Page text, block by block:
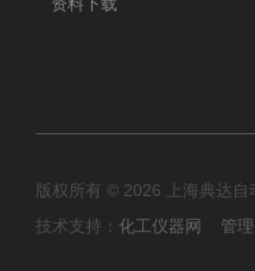
版权所有 © 2026 上海典达
技术支持： 化工仪器网 管